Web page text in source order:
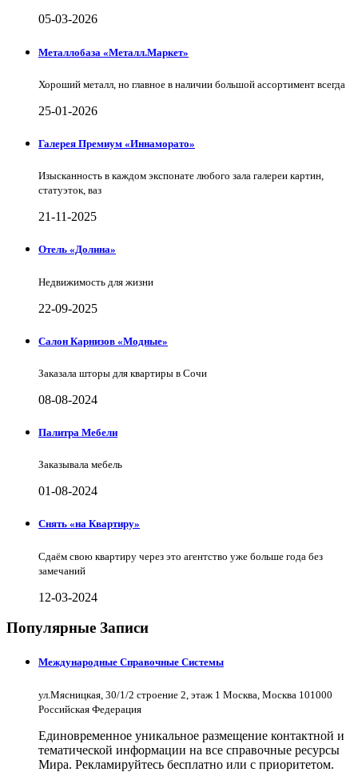
05-03-2026
Металлобаза «Металл.Маркет»
Хороший металл, но главное в наличии большой ассортимент всегда
25-01-2026
Галерея Премиум «Иннаморато»
Изысканность в каждом экспонате любого зала галереи картин,
статуэток, ваз
21-11-2025
Отель «Долина»
Недвижимость для жизни
22-09-2025
Салон Карнизов «Модные»
Заказала шторы для квартиры в Сочи
08-08-2024
Палитра Мебели
Заказывала мебель
01-08-2024
Снять «на Квартиру»
Сдаём свою квартиру через это агентство уже больше года без
замечаний
12-03-2024
Популярные Записи
Международные Справочные Системы
ул.Мясницкая, 30/1/2 строение 2, этаж 1 Москва, Москва 101000
Российская Федерация
Единовременное уникальное размещение контактной и
тематической информации на все справочные ресурсы
Мира. Рекламируйтесь бесплатно или с приоритетом.